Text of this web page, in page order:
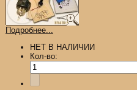
Подробнее...
НЕТ В НАЛИЧИИ
Кол-во: